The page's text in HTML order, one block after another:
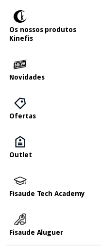
Os nossos produtos
Kinefis
Novidades
Ofertas
Outlet
Fisaude Tech Academy
Fisaude Aluguer